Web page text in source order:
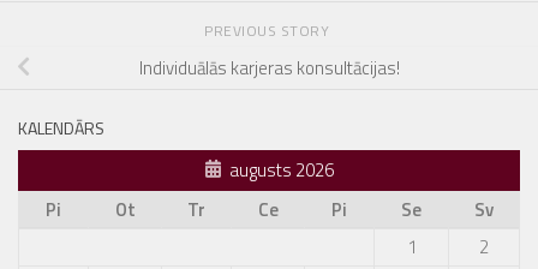
PREVIOUS STORY
Individuālās karjeras konsultācijas!
KALENDĀRS
augusts 2026
Pi
Ot Tr Ce Pi Se
Sv
1
2